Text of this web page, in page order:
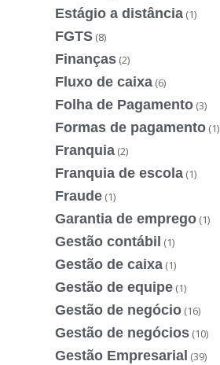
Estágio a distância (1)
FGTS (8)
Finanças (2)
Fluxo de caixa (6)
Folha de Pagamento (3)
Formas de pagamento (1)
Franquia (2)
Franquia de escola (1)
Fraude (1)
Garantia de emprego (1)
Gestão contábil (1)
Gestão de caixa (1)
Gestão de equipe (1)
Gestão de negócio (16)
Gestão de negócios (10)
Gestão Empresarial (39)